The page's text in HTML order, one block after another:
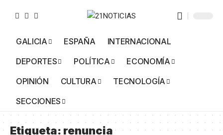
GALICIA ESPAÑA
INTERNACIONAL
DEPORTES
POLÍTICA
ECONOMÍA
OPINIÓN
CULTURA
TECNOLOGÍA
SECCIONES
Etiqueta:renuncia